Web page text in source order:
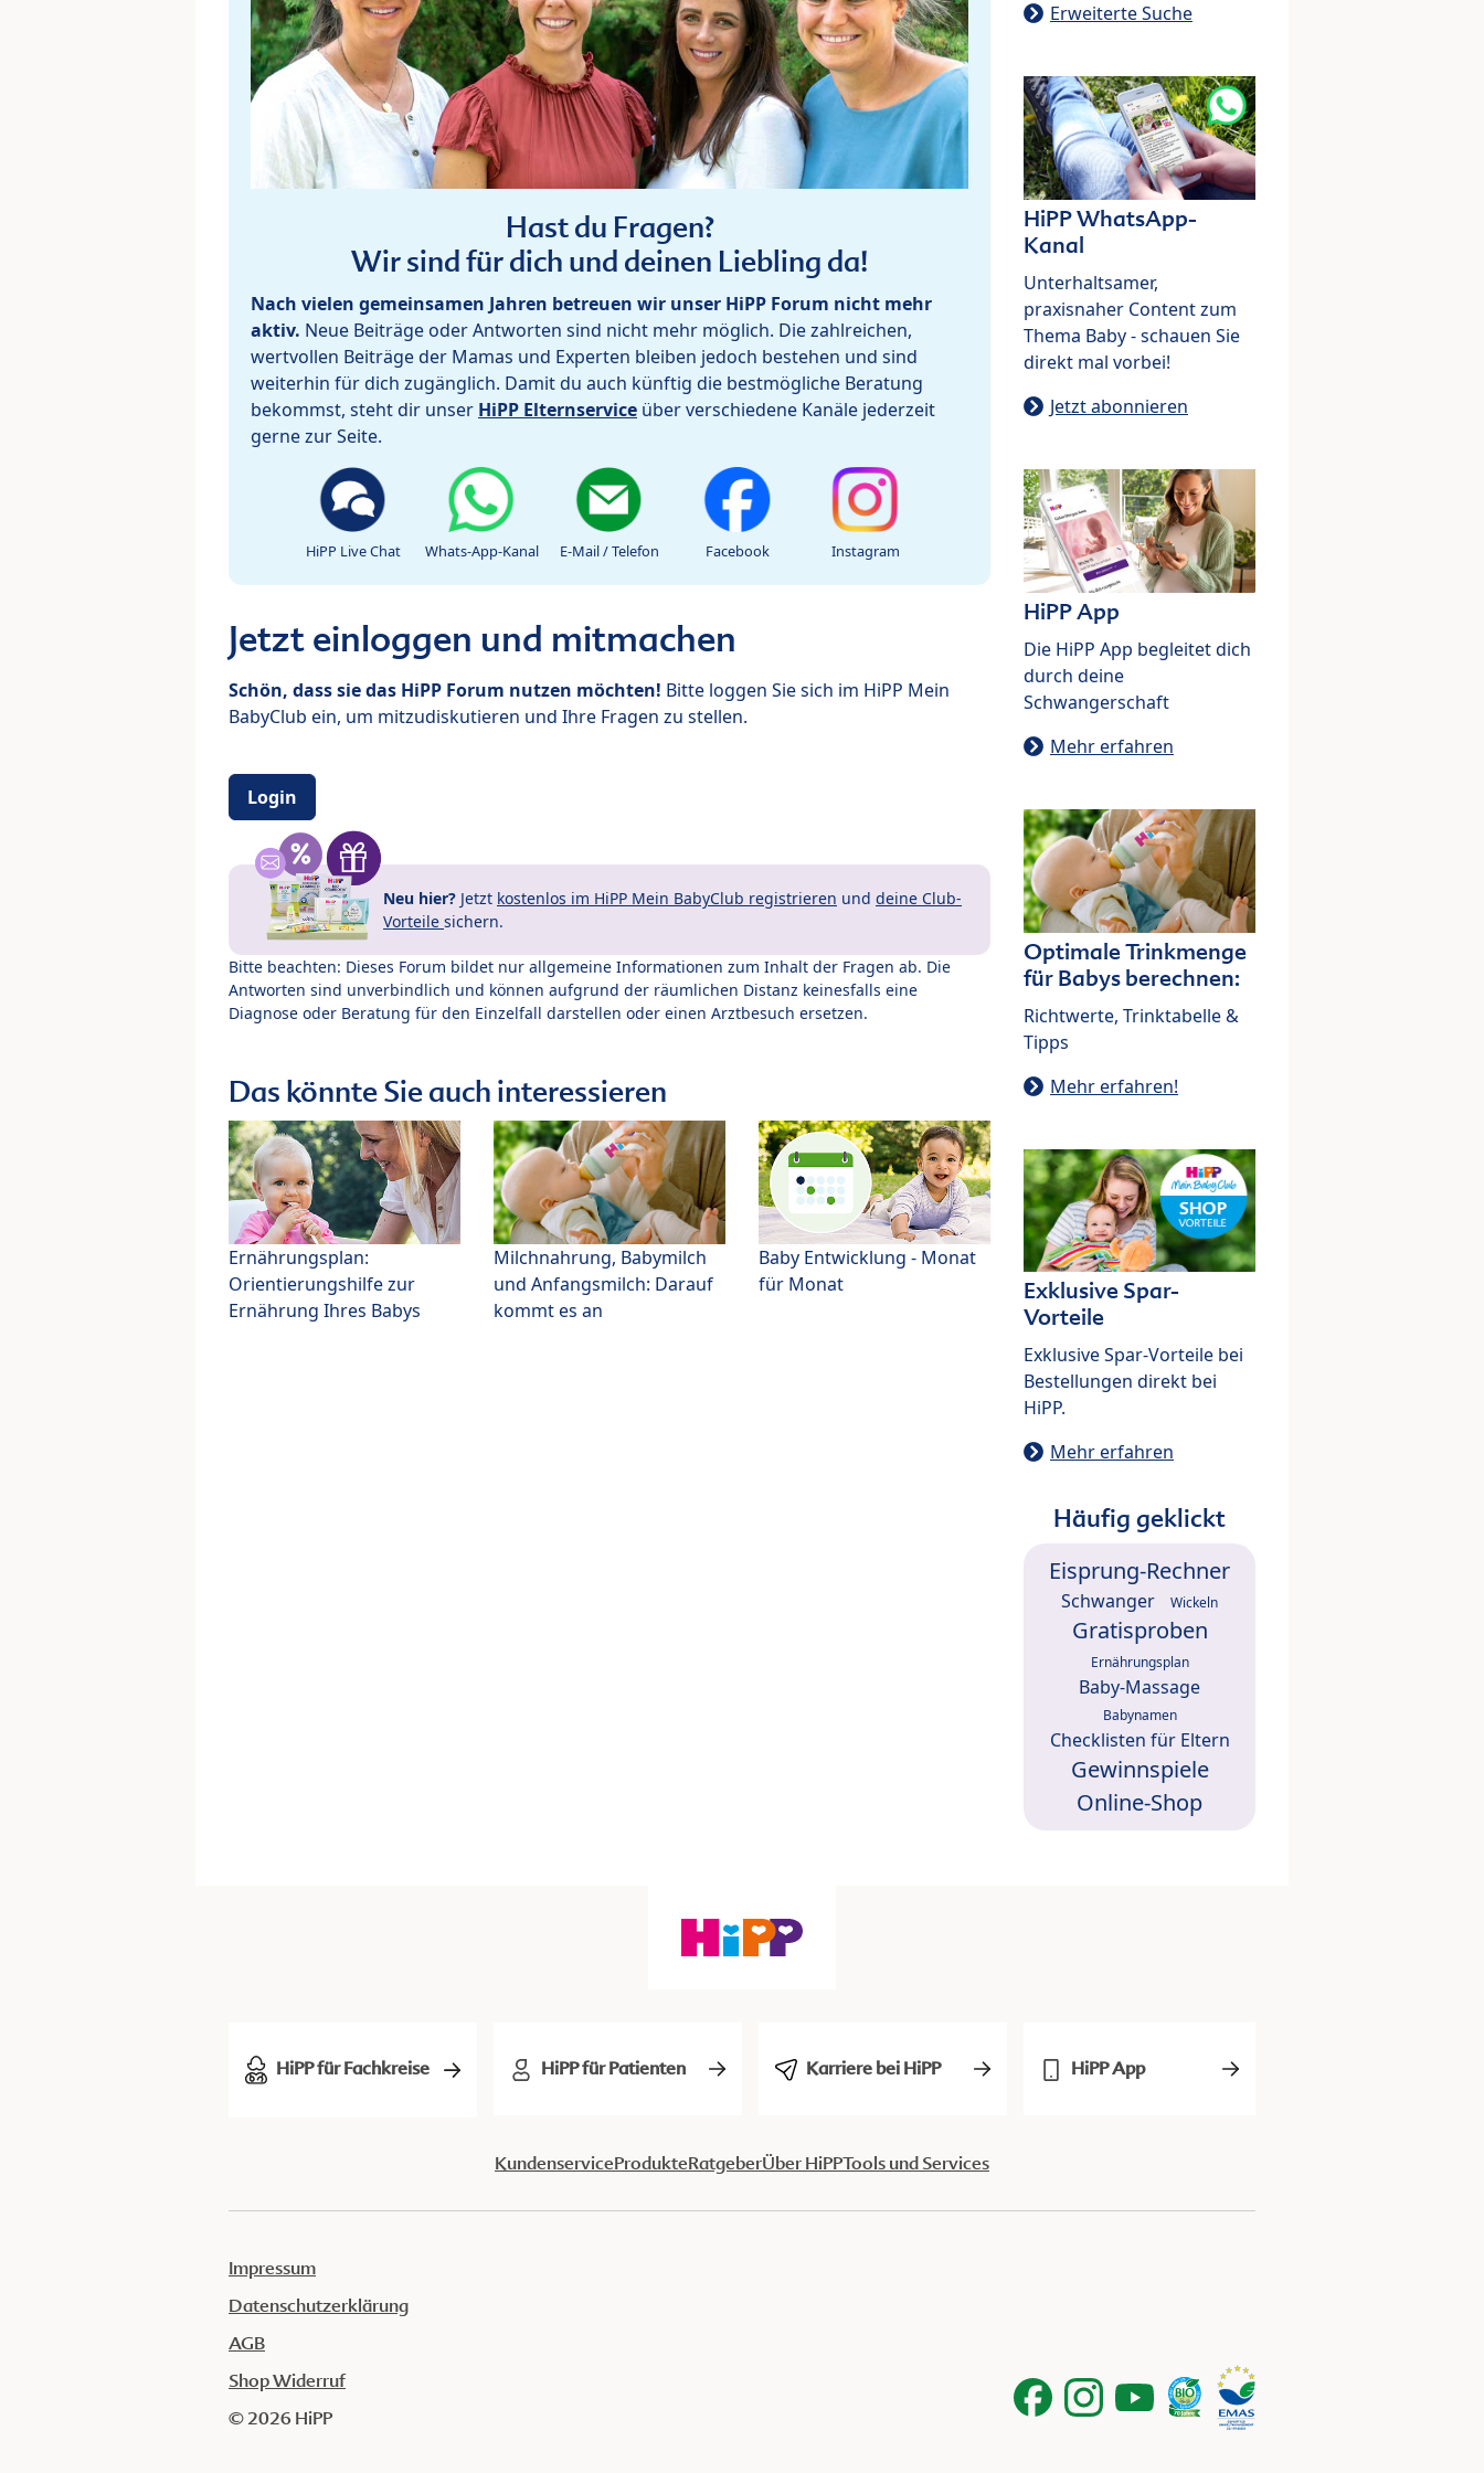
Hast du Fragen?
Wir sind für dich und deinen Liebling da!
Nach vielen gemeinsamen Jahren betreuen wir unser HiPP Forum nicht mehr
aktiv. Neue Beiträge oder Antworten sind nicht mehr möglich. Die zahlreichen,
wertvollen Beiträge der Mamas und Experten bleiben jedoch bestehen und sind
weiterhin für dich zugänglich. Damit du auch künftig die bestmögliche Beratung
bekommst, steht dir unser HiPP Elternservice über verschiedene Kanäle jederzeit
gerne zur Seite.
HiPP Live Chat Whats-App-Kanal E-Mail / Telefon Facebook Instagram
Jetzt einloggen und mitmachen
Schön, dass sie das HiPP Forum nutzen möchten! Bitte loggen Sie sich im HiPP Mein
BabyClub ein, um mitzudiskutieren und Ihre Fragen zu stellen.
Login
Neu hier? Jetzt kostenlos im HiPP Mein BabyClub registrieren und deine Club-
Vorteile sichern.
Bitte beachten: Dieses Forum bildet nur allgemeine Informationen zum Inhalt der Fragen ab. Die
Antworten sind unverbindlich und können aufgrund der räumlichen Distanz keinesfalls eine
Diagnose oder Beratung für den Einzelfall darstellen oder einen Arztbesuch ersetzen.
Das könnte Sie auch interessieren
Ernährungsplan:
Orientierungshilfe zur
Ernährung Ihres Babys
Milchnahrung, Babymilch
und Anfangsmilch: Darauf
kommt es an
Baby Entwicklung - Monat
für Monat
Erweiterte Suche
HiPP WhatsApp-
Kanal
Unterhaltsamer,
praxisnaher Content zum
Thema Baby - schauen Sie
direkt mal vorbei!
Jetzt abonnieren
HiPP App
Die HiPP App begleitet dich
durch deine
Schwangerschaft
Mehr erfahren
Optimale Trinkmenge
für Babys berechnen:
Richtwerte, Trinktabelle &
Tipps
Mehr erfahren!
Exklusive Spar-
Vorteile
Exklusive Spar-Vorteile bei
Bestellungen direkt bei
HiPP.
Mehr erfahren
Häufig geklickt
Eisprung-Rechner
Schwanger Wickeln
Gratisproben
Ernährungsplan
Baby-Massage
Babynamen
Checklisten für Eltern
Gewinnspiele
Online-Shop
HiPP für Fachkreise HiPP für Patienten Karriere bei HiPP HiPP App
KundenserviceProdukteRatgeberÜber HiPPTools und Services
Impressum
Datenschutzerklärung
AGB
Shop Widerruf
© 2026 HiPP